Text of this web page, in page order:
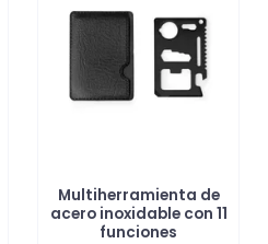
Multiherramienta de
acero inoxidable con 11
funciones